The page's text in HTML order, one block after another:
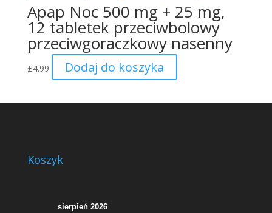
Apap Noc 500 mg + 25 mg,
12 tabletek przeciwbolowy
przeciwgoraczkowy nasenny
£4.99 Dodaj do koszyka
Koszyk
sierpień 2026